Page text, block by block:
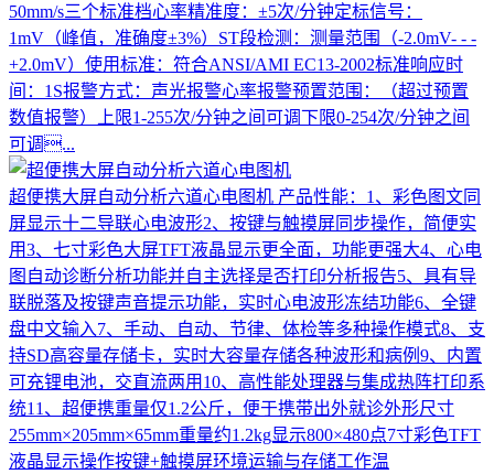
50mm/s三个标准档心率精准度：±5次/分钟定标信号：
1mV（峰值，准确度±3%）ST段检测：测量范围（-2.0mV- - -
+2.0mV）使用标准：符合ANSI/AMI EC13-2002标准响应时
间：1S报警方式：声光报警心率报警预置范围：（超过预置
数值报警）上限1-255次/分钟之间可调下限0-254次/分钟之间
可调...
超便携大屏自动分析六道心电图机 产品性能：1、彩色图文同
屏显示十二导联心电波形2、按键与触摸屏同步操作，简便实
用3、七寸彩色大屏TFT液晶显示更全面，功能更强大4、心电
图自动诊断分析功能并自主选择是否打印分析报告5、具有导
联脱落及按键声音提示功能，实时心电波形冻结功能6、全键
盘中文输入7、手动、自动、节律、体检等多种操作模式8、支
持SD高容量存储卡，实时大容量存储各种波形和病例9、内置
可充锂电池，交直流两用10、高性能处理器与集成热阵打印系
统11、超便携重量仅1.2公斤，便于携带出外就诊外形尺寸
255mm×205mm×65mm重量约1.2kg显示800×480点7寸彩色TFT
液晶显示操作按键+触摸屏环境运输与存储工作温